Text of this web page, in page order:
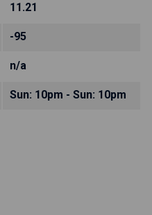
11.21
-95
n/a
Sun: 10pm - Sun: 10pm